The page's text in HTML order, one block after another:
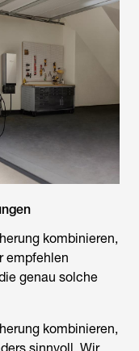
kombinieren,
empfehlen
genau solche
kombinieren,